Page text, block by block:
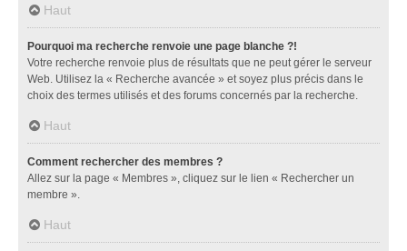
Haut
Pourquoi ma recherche renvoie une page blanche ?!
Votre recherche renvoie plus de résultats que ne peut gérer le serveur
Web. Utilisez la « Recherche avancée » et soyez plus précis dans le
choix des termes utilisés et des forums concernés par la recherche.
Haut
Comment rechercher des membres ?
Allez sur la page « Membres », cliquez sur le lien « Rechercher un
membre ».
Haut